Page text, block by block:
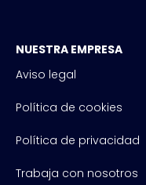
NUESTRA EMPRESA
Aviso legal
Política de cookies
Política de privacidad
Trabaja con nosotros